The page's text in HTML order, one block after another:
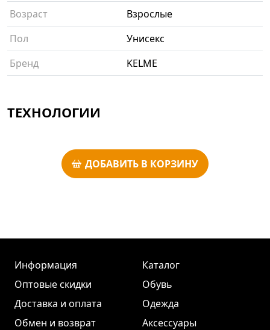
Возраст
Взрослые
Пол
Унисекс
Бренд
KELME
ТЕХНОЛОГИИ
ДОБАВИТЬ В КОРЗИНУ
Информация
Оптовые скидки
Доставка и оплата
Обмен и возврат
Каталог
Обувь
Одежда
Аксессуары